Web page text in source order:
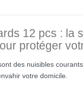
12 pcs : la
protéger
des nuisibles
votre domicile.